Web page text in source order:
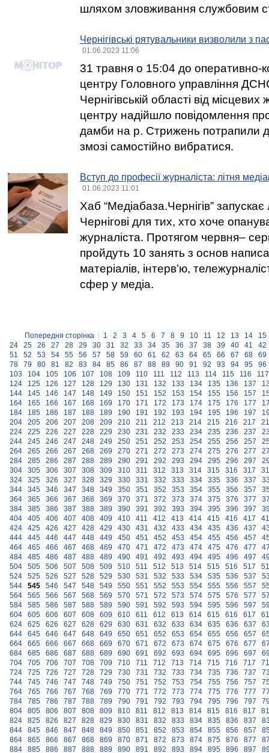
шляхом зловживання службовим
Чернігівські рятувальники визволили з
01.06.2023 11:06
31 травня о 15:04 до оперативно-
центру Головного управління
Чернігівській області від
центру надійшло повідомлення
дамби на р. Стрижень потрапили
змозі самостійно вибратися.
Вступ до професії журналіста: літня
01.06.2023 11:01
Хаб “Медіабаза.Чернігів”
Чернігові для тих, хто хоче
журналіста. Протягом червня–
пройдуть 10 занять з основ
матеріалів, інтерв’ю,
сфер у медіа.
Попередня сторінка 1 2 3 4 5 6 7 8 9 10 11 12 13 14
15
24
25 26 27 28 29 30 31 32 33 34 35 36 37 38 39 40 41
42
51
52 53 54 55 56 57 58 59 60 61 62 63 64 65 66 67 68
69
78
79 80 81 82 83 84 85 86 87 88 89 90 91 92 93 94 95
96
103
104 105 106 107 108 109 110 111 112 113 114 115 116
117
124
125 126 127 128 129 130 131 132 133 134 135 136 137
144
145 146 147 148 149 150 151 152 153 154 155 156 157
164
165 166 167 168 169 170 171 172 173 174 175 176 177
184
185 186 187 188 189 190 191 192 193 194 195 196 197
204
205 206 207 208 209 210 211 212 213 214 215 216 217
224
225 226 227 228 229 230 231 232 233 234 235 236 237
244
245 246 247 248 249 250 251 252 253 254 255 256 257
264
265 266 267 268 269 270 271 272 273 274 275 276 277
284
285 286 287 288 289 290 291 292 293 294 295 296 297
304
305 306 307 308 309 310 311 312 313 314 315 316 317
324
325 326 327 328 329 330 331 332 333 334 335 336 337
344
345 346 347 348 349 350 351 352 353 354 355 356 357
364
365 366 367 368 369 370 371 372 373 374 375 376 377
384
385 386 387 388 389 390 391 392 393 394 395 396 397
404
405 406 407 408 409 410 411 412 413 414 415 416 417
424
425 426 427 428 429 430 431 432 433 434 435 436 437
444
445 446 447 448 449 450 451 452 453 454 455 456 457
464
465 466 467 468 469 470 471 472 473 474 475 476 477
484
485 486 487 488 489 490 491 492 493 494 495 496 497
504
505 506 507 508 509 510 511 512 513 514 515 516 517
524
525 526 527 528 529 530 531 532 533 534 535 536 537
544
545 546 547 548 549 550 551 552 553 554 555 556 557
564
565 566 567 568 569 570 571 572 573 574 575 576 577
584
585 586 587 588 589 590 591 592 593 594 595 596 597
604
605 606 607 608 609 610 611 612 613 614 615 616 617
624
625 626 627 628 629 630 631 632 633 634 635 636 637
644
645 646 647 648 649 650 651 652 653 654 655 656 657
664
665 666 667 668 669 670 671 672 673 674 675 676 677
684
685 686 687 688 689 690 691 692 693 694 695 696 697
704
705 706 707 708 709 710 711 712 713 714 715 716 717
724
725 726 727 728 729 730 731 732 733 734 735 736 737
744
745 746 747 748 749 750 751 752 753 754 755 756 757
764
765 766 767 768 769 770 771 772 773 774 775 776 777
784
785 786 787 788 789 790 791 792 793 794 795 796 797
804
805 806 807 808 809 810 811 812 813 814 815 816 817
824
825 826 827 828 829 830 831 832 833 834 835 836 837
844
845 846 847 848 849 850 851 852 853 854 855 856 857
864
865 866 867 868 869 870 871 872 873 874 875 876 877
884
885 886 887 888 889 890 891 892 893 894 895 896 897